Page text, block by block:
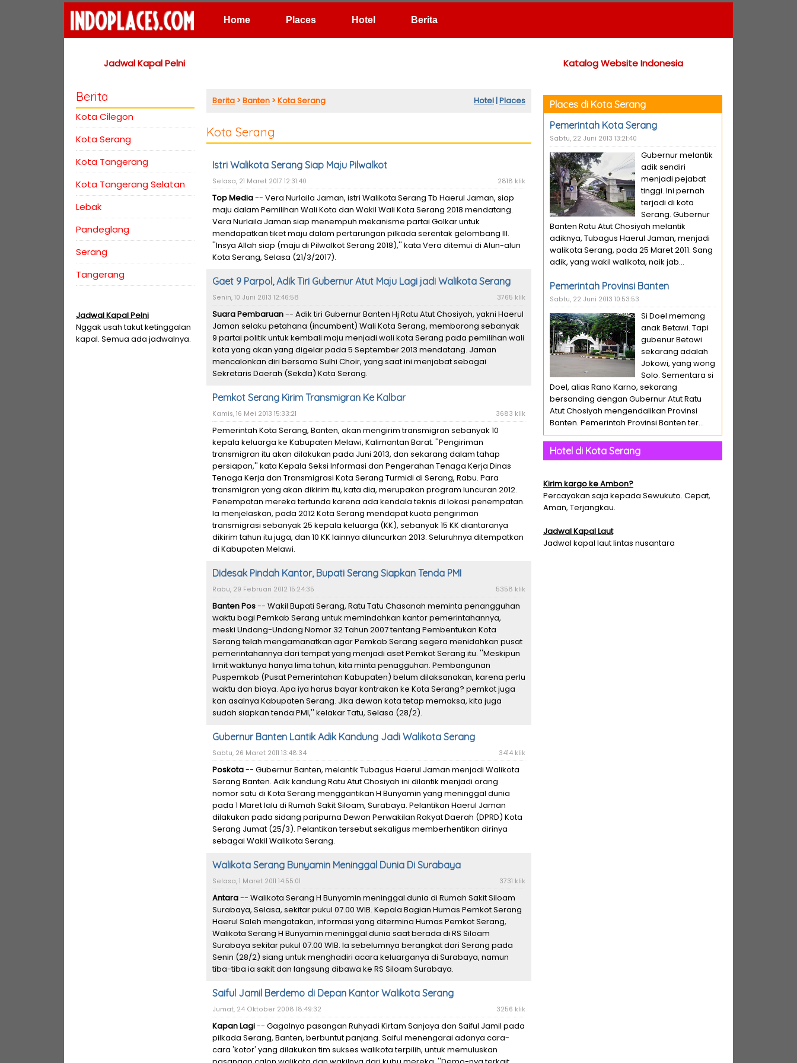
Home Places Hotel Berita
Jadwal Kapal Pelni Katalog Website Indonesia
Berita
Kota Cilegon
Kota Serang
Kota Tangerang
Kota Tangerang Selatan
Lebak
Pandeglang
Serang
Tangerang
Jadwal Kapal Pelni
Nggak usah takut ketinggalan
kapal. Semua ada jadwalnya.
Berita >Banten >Kota Serang Hotel|Places
Kota Serang
Istri Walikota Serang Siap Maju Pilwalkot
Selasa, 21 Maret 2017 12:31:40 2818 klik
Top Media-- Vera Nurlaila Jaman, istri Walikota Serang Tb Haerul Jaman, siap
maju dalam Pemilihan Wali Kota dan Wakil Wali Kota Serang 2018 mendatang.
Vera Nurlaila Jaman siap menempuh mekanisme partai Golkar untuk
mendapatkan tiket maju dalam pertarungan pilkada serentak gelombang III.
''Insya Allah siap (maju di Pilwalkot Serang 2018),'' kata Vera ditemui di Alun-alun
Kota Serang, Selasa (21/3/2017).
Gaet 9 Parpol, Adik Tiri Gubernur Atut Maju Lagi jadi Walikota Serang
Senin, 10 Juni 2013 12:46:58 3765 klik
Suara Pembaruan-- Adik tiri Gubernur Banten Hj Ratu Atut Chosiyah, yakni Haerul
Jaman selaku petahana (incumbent) Wali Kota Serang, memborong sebanyak
9 partai politik untuk kembali maju menjadi wali kota Serang pada pemilihan wali
kota yang akan yang digelar pada 5 September 2013 mendatang. Jaman
mencalonkan diri bersama Sulhi Choir, yang saat ini menjabat sebagai
Sekretaris Daerah (Sekda) Kota Serang.
Pemkot Serang Kirim Transmigran Ke Kalbar
Kamis, 16 Mei 2013 15:33:21 3683 klik
Pemerintah Kota Serang, Banten, akan mengirim transmigran sebanyak 10
kepala keluarga ke Kabupaten Melawi, Kalimantan Barat. ''Pengiriman
transmigran itu akan dilakukan pada Juni 2013, dan sekarang dalam tahap
persiapan,'' kata Kepala Seksi Informasi dan Pengerahan Tenaga Kerja Dinas
Tenaga Kerja dan Transmigrasi Kota Serang Turmidi di Serang, Rabu. Para
transmigran yang akan dikirim itu, kata dia, merupakan program luncuran 2012.
Penempatan mereka tertunda karena ada kendala teknis di lokasi penempatan.
Ia menjelaskan, pada 2012 Kota Serang mendapat kuota pengiriman
transmigrasi sebanyak 25 kepala keluarga (KK), sebanyak 15 KK diantaranya
dikirim tahun itu juga, dan 10 KK lainnya diluncurkan 2013. Seluruhnya ditempatkan
di Kabupaten Melawi.
Didesak Pindah Kantor, Bupati Serang Siapkan Tenda PMI
Rabu, 29 Februari 2012 15:24:35 5358 klik
Banten Pos-- Wakil Bupati Serang, Ratu Tatu Chasanah meminta penangguhan
waktu bagi Pemkab Serang untuk memindahkan kantor pemerintahannya,
meski Undang-Undang Nomor 32 Tahun 2007 tentang Pembentukan Kota
Serang telah mengamanatkan agar Pemkab Serang segera menidahkan pusat
pemerintahannya dari tempat yang menjadi aset Pemkot Serang itu. ''Meskipun
limit waktunya hanya lima tahun, kita minta penagguhan. Pembangunan
Puspemkab (Pusat Pemerintahan Kabupaten) belum dilaksanakan, karena perlu
waktu dan biaya. Apa iya harus bayar kontrakan ke Kota Serang? pemkot juga
kan asalnya Kabupaten Serang. Jika dewan kota tetap memaksa, kita juga
sudah siapkan tenda PMI,'' kelakar Tatu, Selasa (28/2).
Gubernur Banten Lantik Adik Kandung Jadi Walikota Serang
Sabtu, 26 Maret 2011 13:48:34 3414 klik
Poskota-- Gubernur Banten, melantik Tubagus Haerul Jaman menjadi Walikota
Serang Banten. Adik kandung Ratu Atut Chosiyah ini dilantik menjadi orang
nomor satu di Kota Serang menggantikan H Bunyamin yang meninggal dunia
pada 1 Maret lalu di Rumah Sakit Siloam, Surabaya. Pelantikan Haerul Jaman
dilakukan pada sidang paripurna Dewan Perwakilan Rakyat Daerah (DPRD) Kota
Serang Jumat (25/3). Pelantikan tersebut sekaligus memberhentikan dirinya
sebagai Wakil Walikota Serang.
Walikota Serang Bunyamin Meninggal Dunia Di Surabaya
Selasa, 1 Maret 2011 14:55:01 3731 klik
Antara-- Walikota Serang H Bunyamin meninggal dunia di Rumah Sakit Siloam
Surabaya, Selasa, sekitar pukul 07.00 WIB. Kepala Bagian Humas Pemkot Serang
Haerul Saleh mengatakan, informasi yang ditermina Humas Pemkot Serang,
Walikota Serang H Bunyamin meninggal dunia saat berada di RS Siloam
Surabaya sekitar pukul 07.00 WIB. Ia sebelumnya berangkat dari Serang pada
Senin (28/2) siang untuk menghadiri acara keluarganya di Surabaya, namun
tiba-tiba ia sakit dan langsung dibawa ke RS Siloam Surabaya.
Saiful Jamil Berdemo di Depan Kantor Walikota Serang
Jumat, 24 Oktober 2008 18:49:32 3256 klik
Kapan Lagi-- Gagalnya pasangan Ruhyadi Kirtam Sanjaya dan Saiful Jamil pada
pilkada Serang, Banten, berbuntut panjang. Saiful menengarai adanya cara-
cara 'kotor' yang dilakukan tim sukses walikota terpilih, untuk memuluskan
Places di Kota Serang
Pemerintah Kota Serang
Sabtu, 22 Juni 2013 13:21:40
Gubernur melantik
adik sendiri
menjadi pejabat
tinggi. Ini pernah
terjadi di kota
Serang. Gubernur
Banten Ratu Atut Chosiyah melantik
adiknya, Tubagus Haerul Jaman, menjadi
walikota Serang, pada 25 Maret 2011. Sang
adik, yang wakil walikota, naik jab...
Pemerintah Provinsi Banten
Sabtu, 22 Juni 2013 10:53:53
Si Doel memang
anak Betawi. Tapi
gubenur Betawi
sekarang adalah
Jokowi, yang wong
Solo. Sementara si
Doel, alias Rano Karno, sekarang
bersanding dengan Gubernur Atut Ratu
Atut Chosiyah mengendalikan Provinsi
Banten. Pemerintah Provinsi Banten ter...
Hotel di Kota Serang
Kirim kargo ke Ambon?
Percayakan saja kepada Sewukuto. Cepat,
Aman, Terjangkau.
Jadwal Kapal Laut
Jadwal kapal laut lintas nusantara